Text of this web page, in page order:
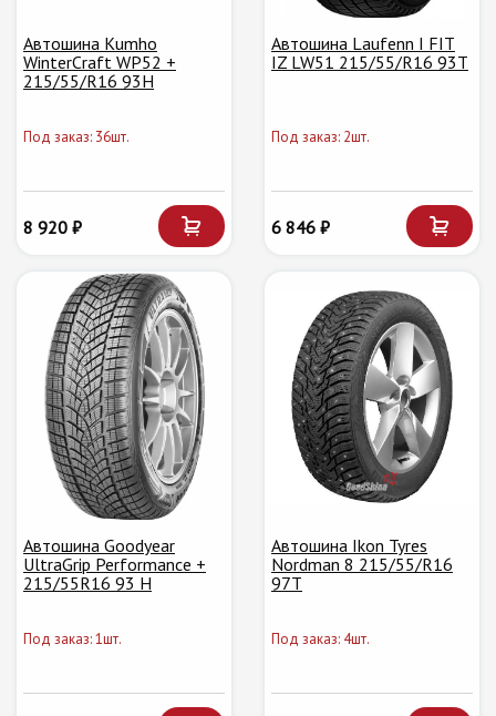
Автошина Kumho
WinterCraft WP52 +
215/55/R16 93H
Под заказ: 36шт.
8 920 ₽
Автошина Laufenn I FIT
IZ LW51 215/55/R16 93T
Под заказ: 2шт.
6 846 ₽
Автошина Goodyear
UltraGrip Performance +
215/55R16 93 H
Под заказ: 1шт.
Автошина Ikon Tyres
Nordman 8 215/55/R16
97T
Под заказ: 4шт.